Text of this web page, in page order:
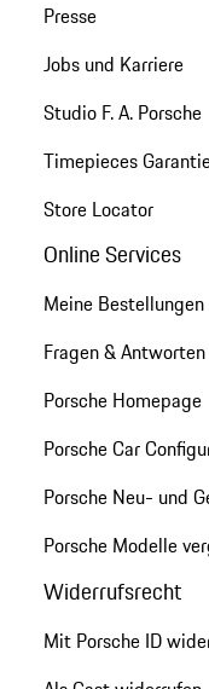
Presse
Jobs und Karriere
Studio F. A. Porsche
Timepieces
Store Locator
Online Services
Meine Bestellungen
Fragen & Antworten
Porsche Homepage
Porsche Car
Porsche Neu- und
Porsche Modelle
Widerrufsrecht
Mit Porsche ID